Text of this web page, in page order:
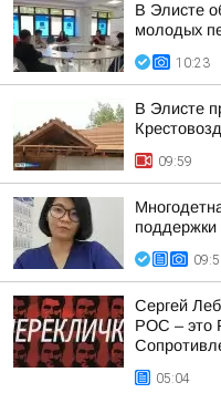
В Элисте
молодых
10:23
В Элисте
09:59
Сергей
РОС – это
05:04